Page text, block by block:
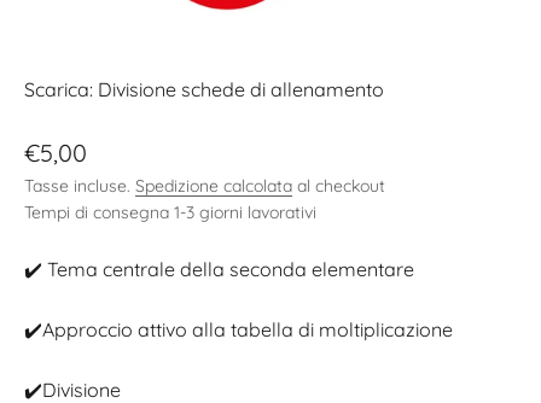
Scarica: Divisione schede di allenamento
Prezzo scontato
€5,00
Tasse incluse. Spedizione calcolata al checkout
Tempi di consegna 1-3 giorni lavorativi
✔️ Tema centrale della seconda elementare
✔️Approccio attivo alla tabella di moltiplicazione
✔️Divisione